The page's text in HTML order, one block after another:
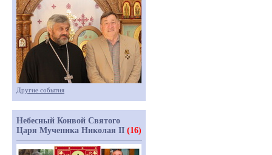
Другие события
Небесный Конвой Святого
Царя Мученика Николая II (16)